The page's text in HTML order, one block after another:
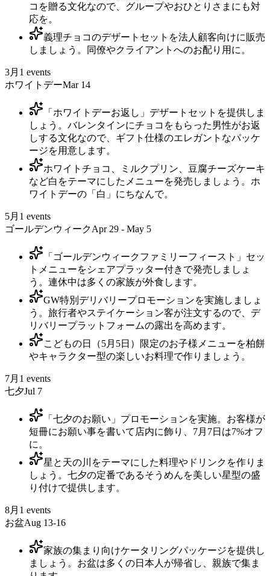
コを贈る文化なので、グループやおひとりさまにも対
応を。
義理チョコのデザートセットを法人顧客向けに販売
しましょう。同僚やクライアントへのお配り用に。
3月 1 events
ホワイトデーMar 14
「ホワイトデーお返し」デザートセットを提供しま
しょう。バレンタインにチョコをもらった男性がお返
しする文化なので、ギフト仕様のエレガントなパッケ
ージを用意します。
ホワイトチョコ、ミルクプリン、豆腐チーズケーキ
など白をテーマにしたメニューを発売しましょう。ホ
ワイトデーの「白」にちなんで。
5月 1 events
ゴールデンウィークApr 29 - May 5
「ゴールデンウィークファミリーフィースト」セッ
トメニューをシェアプラッター付きで発売しましょ
う。連休中は多くの家族が外食します。
GW特別デリバリープロモーションを実施しましょ
う。旅行者やステイケーション客が注文するので、デ
リバリープラットフォームの露出を高めます。
こどもの日（5月5日）限定のお子様メニューを柏餅
やキャラクター型の楽しいお料理で作りましょう。
7月 1 events
七夕Jul 7
「七夕のお願い」プロモーションを実施。お客様が
短冊にお願い事を書いて店内に飾り、7月7日は7%オフ
に。
星と天の川をテーマにした料理やドリンクを作りま
しょう。七夕の定番であるそうめんを美しい星型の盛
り付けで提供します。
8月 1 events
お盆Aug 13-16
家族の集まり向けケータリングパッケージを提供し
ましょう。お盆は多くの日本人が帰省し、親族で集ま